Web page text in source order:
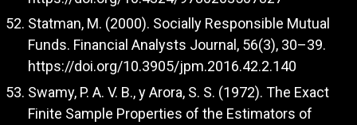
Statman, M. (2000). Socially Responsible Mutual
Funds. Financial Analysts Journal, 56(3), 30–39.
https://doi.org/10.3905/jpm.2016.42.2.140
Swamy, P. A. V. B., y Arora, S. S. (1972). The Exact
Finite Sample Properties of the Estimators of